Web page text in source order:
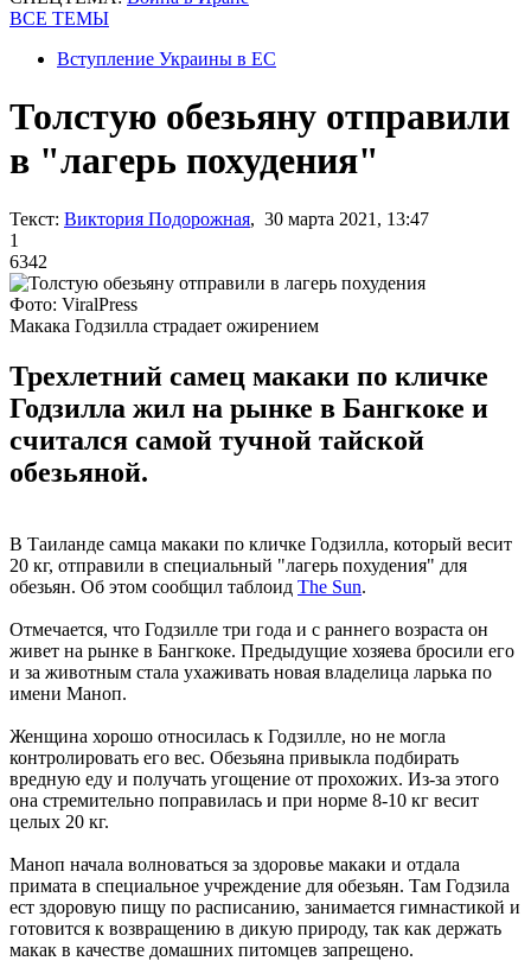
ВСЕ ТЕМЫ
Вступление Украины в ЕС
Толстую обезьяну отправили
в "лагерь похудения"
Текст: Виктория Подорожная, 30 марта 2021, 13:47
1
6342
Фото: ViralPress
Макака Годзилла страдает ожирением
Трехлетний самец макаки по кличке
Годзилла жил на рынке в Бангкоке и
считался самой тучной тайской
обезьяной.
В Таиланде самца макаки по кличке Годзилла, который весит
20 кг, отправили в специальный "лагерь похудения" для
обезьян. Об этом сообщил таблоид The Sun.
Отмечается, что Годзилле три года и с раннего возраста он
живет на рынке в Бангкоке. Предыдущие хозяева бросили его
и за животным стала ухаживать новая владелица ларька по
имени Маноп.
Женщина хорошо относилась к Годзилле, но не могла
контролировать его вес. Обезьяна привыкла подбирать
вредную еду и получать угощение от прохожих. Из-за этого
она стремительно поправилась и при норме 8-10 кг весит
целых 20 кг.
Маноп начала волноваться за здоровье макаки и отдала
примата в специальное учреждение для обезьян. Там Годзила
ест здоровую пищу по расписанию, занимается гимнастикой и
готовится к возвращению в дикую природу, так как держать
макак в качестве домашних питомцев запрещено.